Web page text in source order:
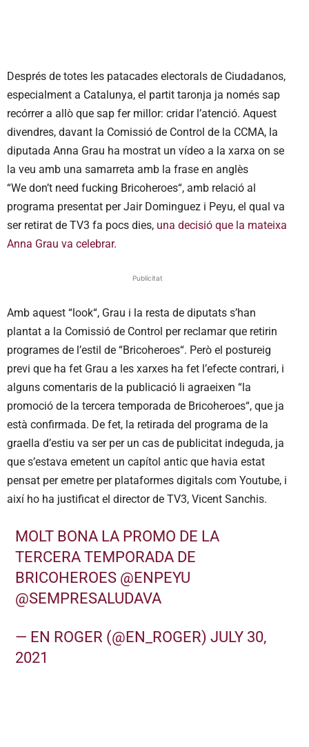
Després de totes les patacades electorals de Ciudadanos,
especialment a Catalunya, el partit taronja ja només sap
recórrer a allò que sap fer millor: cridar l’atenció. Aquest
divendres, davant la Comissió de Control de la CCMA, la
diputada Anna Grau ha mostrat un vídeo a la xarxa on se
la veu amb una samarreta amb la frase en anglès
“We don’t need fucking Bricoheroes“, amb relació al
programa presentat perJair Dominguez i Peyu, el qual va
ser retirat de TV3 fa pocs dies, una decisió que la mateixa
Anna Grau va celebrar.
Publicitat
Amb aquest “ look“, Grau i la resta de diputats s’han
plantat a la Comissió de Control per reclamar que retirin
programes de l’estil de “Bricoheroes“. Però el postureig
previ que ha fet Grau a les xarxes ha fet l’efecte contrari, i
alguns comentaris de la publicació li agraeixen “la
promoció de la tercera temporada de Bricoheroes“, que ja
està confirmada. De fet, la retirada del programa de la
graella d’estiu va ser per un cas de publicitat indeguda, ja
que s’estava emetent un capítol antic que havia estat
pensat per emetre per plataformes digitals com Youtube, i
així ho ha justificat el director de TV3, Vicent Sanchis.
MOLT BONA LA PROMO DE LA
TERCERA TEMPORADA DE
BRICOHEROES @ENPEYU
@SEMPRESALUDAVA
— EN ROGER (@EN_ROGER)JULY 30,
2021